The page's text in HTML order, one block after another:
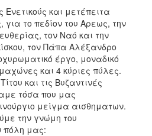
και μετέπειτα
για το πεδίον του Αρεως, την
τον Ναό και την
τον Πάπα Αλέξανδρο
έργο, μοναδικό
και 4 κύριες πύλες.
και τις Βυζαντινές
τόσα που μας
μείγμα αισθηματων.
την γνώμη του
πόλη μας: